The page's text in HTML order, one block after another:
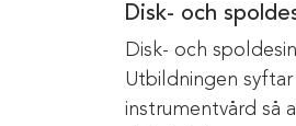
Disk- och
Disk- och
Utbildningen
instrumentvård så